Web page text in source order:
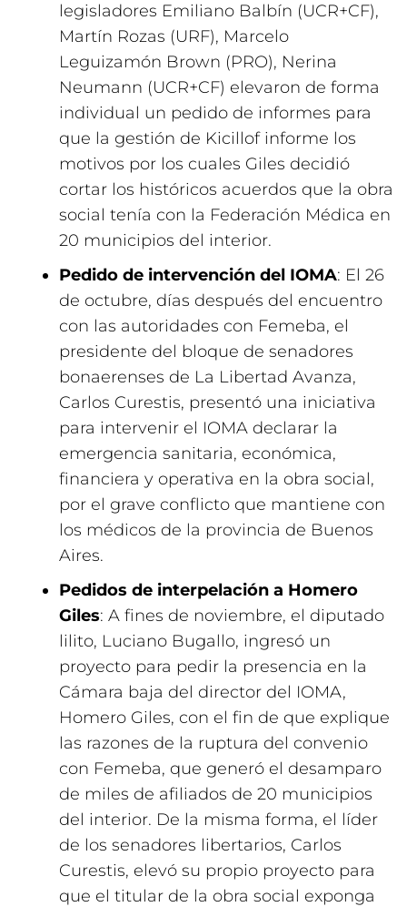
legisladores Emiliano Balbín (UCR+CF),
Martín Rozas (URF), Marcelo
Leguizamón Brown (PRO), Nerina
Neumann (UCR+CF) elevaron de forma
individual un pedido de informes para
que la gestión de Kicillof informe los
motivos por los cuales Giles decidió
cortar los históricos acuerdos que la obra
social tenía con la Federación Médica en
20 municipios del interior.
Pedido de intervención del IOMA: El 26
de octubre, días después del encuentro
con las autoridades con Femeba, el
presidente del bloque de senadores
bonaerenses de La Libertad Avanza,
Carlos Curestis, presentó una iniciativa
para intervenir el IOMA declarar la
emergencia sanitaria, económica,
financiera y operativa en la obra social,
por el grave conflicto que mantiene con
los médicos de la provincia de Buenos
Aires.
Pedidos de interpelación a Homero
Giles: A fines de noviembre, el diputado
lilito, Luciano Bugallo, ingresó un
proyecto para pedir la presencia en la
Cámara baja del director del IOMA,
Homero Giles, con el fin de que explique
las razones de la ruptura del convenio
con Femeba, que generó el desamparo
de miles de afiliados de 20 municipios
del interior. De la misma forma, el líder
de los senadores libertarios, Carlos
Curestis, elevó su propio proyecto para
que el titular de la obra social exponga